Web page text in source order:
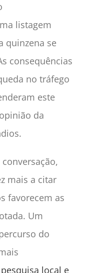
listagem
quinzena se
consequências
no tráfego
este
da
mais a citar
favorecem as
Um
do
local e